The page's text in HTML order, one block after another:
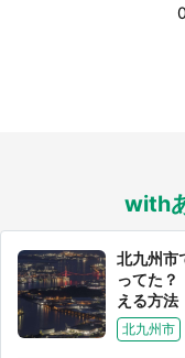
with
北九州市
ってた
える方法
北九州市